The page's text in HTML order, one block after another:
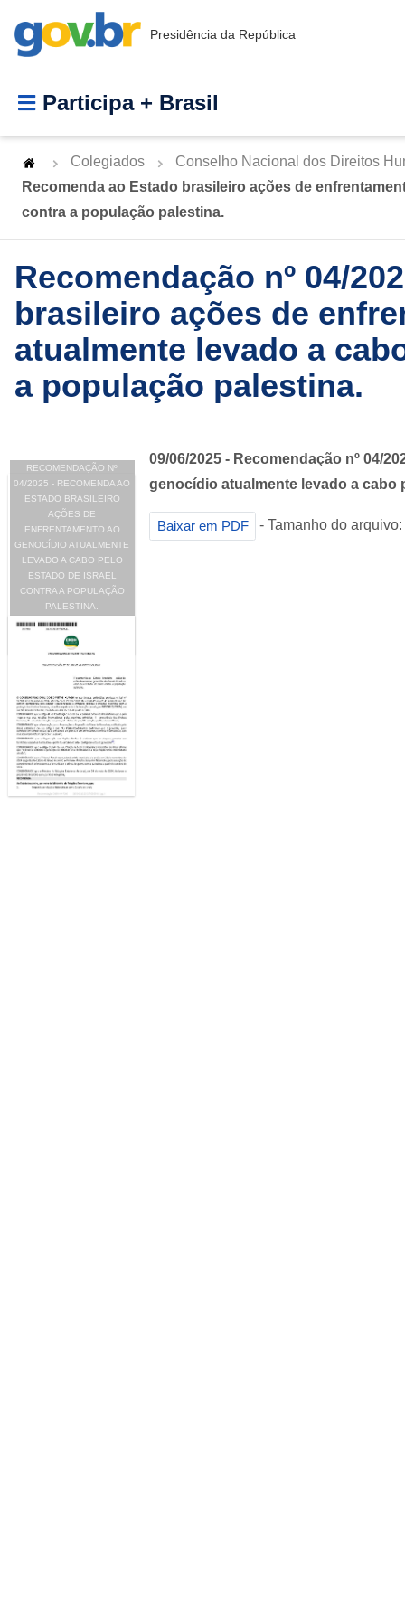
Presidência da República
Participa + Brasil
Colegiados
Conselho Nacional dos Direitos
Recomenda ao Estado brasileiro ações de
contra a população palestina.
Recomendação nº 04/
brasileiro ações de
atualmente levado a
a população palestina.
RECOMENDAÇÃO Nº
04/2025 - RECOMENDA AO
ESTADO BRASILEIRO
AÇÕES DE
ENFRENTAMENTO AO
GENOCÍDIO ATUALMENTE
LEVADO A CABO PELO
ESTADO DE ISRAEL
CONTRA A POPULAÇÃO
PALESTINA.
09/06/2025 - Recomendação nº 04/
genocídio atualmente levado a cabo
Baixar em PDF - Tamanho do arquivo: